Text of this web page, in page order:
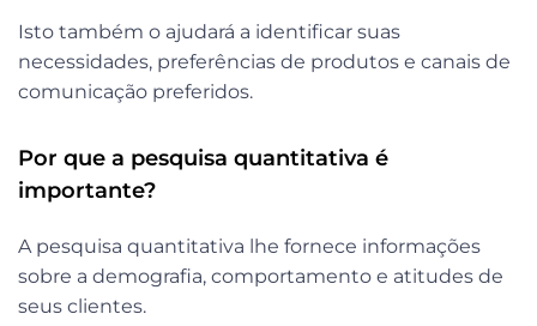
Isto também o ajudará a identificar suas
necessidades, preferências de produtos e canais de
comunicação preferidos.
Por que a pesquisa quantitativa é
importante?
A pesquisa quantitativa lhe fornece informações
sobre a demografia, comportamento e atitudes de
seus clientes.